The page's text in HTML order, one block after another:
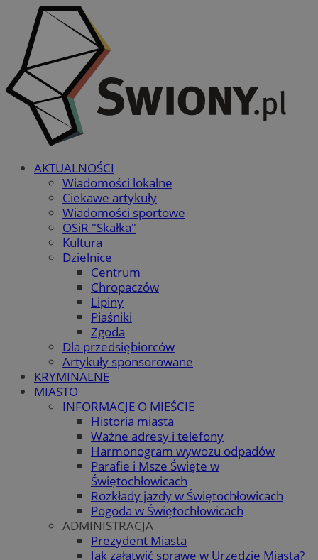
AKTUALNOŚCI
Wiadomości lokalne
Ciekawe artykuły
Wiadomości sportowe
OSiR "Skałka"
Kultura
Dzielnice
Centrum
Chropaczów
Lipiny
Piaśniki
Zgoda
Dla przedsiębiorców
Artykuły sponsorowane
KRYMINALNE
MIASTO
INFORMACJE O MIEŚCIE
Historia miasta
Ważne adresy i telefony
Harmonogram wywozu odpadów
Parafie i Msze Święte w
Świętochłowicach
Rozkłady jazdy w Świętochłowicach
Pogoda w Świętochłowicach
ADMINISTRACJA
Prezydent Miasta
Jak załatwić sprawę w Urzędzie Miasta?